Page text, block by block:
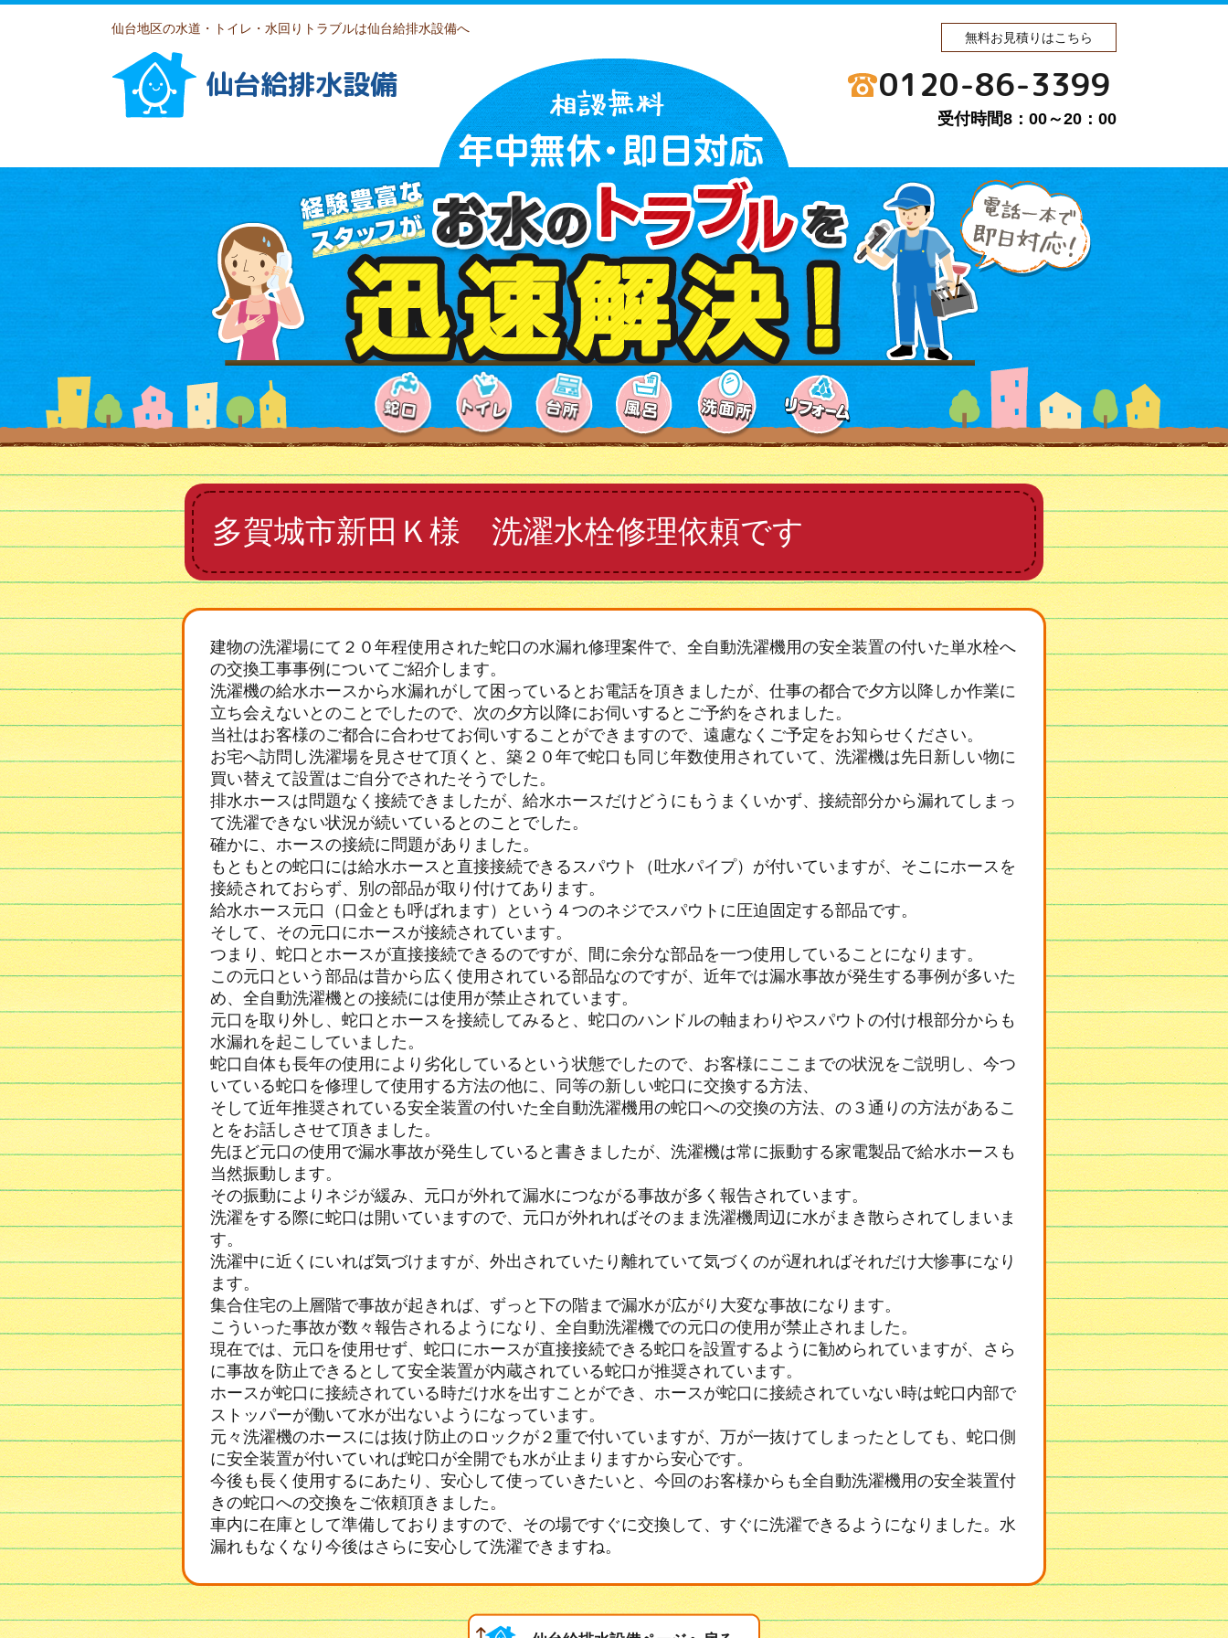
仙台地区の水道・トイレ・水回りトラブルは仙台給排水設備へ
無料お見積りはこちら
仙台給排水設備 0120-86-3399
受付時間8：00～20：00
多賀城市新田Ｋ様 洗濯水栓修理依頼です
建物の洗濯場にて２０年程使用された蛇口の水漏れ修理案件で、全自動洗濯機用の安全装置の付いた単水栓へ
の交換工事事例についてご紹介します。
洗濯機の給水ホースから水漏れがして困っているとお電話を頂きましたが、仕事の都合で夕方以降しか作業に
立ち会えないとのことでしたので、次の夕方以降にお伺いするとご予約をされました。
当社はお客様のご都合に合わせてお伺いすることができますので、遠慮なくご予定をお知らせください。
お宅へ訪問し洗濯場を見させて頂くと、築２０年で蛇口も同じ年数使用されていて、洗濯機は先日新しい物に
買い替えて設置はご自分でされたそうでした。
排水ホースは問題なく接続できましたが、給水ホースだけどうにもうまくいかず、接続部分から漏れてしまっ
て洗濯できない状況が続いているとのことでした。
確かに、ホースの接続に問題がありました。
もともとの蛇口には給水ホースと直接接続できるスパウト（吐水パイプ）が付いていますが、そこにホースを
接続されておらず、別の部品が取り付けてあります。
給水ホース元口（口金とも呼ばれます）という４つのネジでスパウトに圧迫固定する部品です。
そして、その元口にホースが接続されています。
つまり、蛇口とホースが直接接続できるのですが、間に余分な部品を一つ使用していることになります。
この元口という部品は昔から広く使用されている部品なのですが、近年では漏水事故が発生する事例が多いた
め、全自動洗濯機との接続には使用が禁止されています。
元口を取り外し、蛇口とホースを接続してみると、蛇口のハンドルの軸まわりやスパウトの付け根部分からも
水漏れを起こしていました。
蛇口自体も長年の使用により劣化しているという状態でしたので、お客様にここまでの状況をご説明し、今つ
いている蛇口を修理して使用する方法の他に、同等の新しい蛇口に交換する方法、
そして近年推奨されている安全装置の付いた全自動洗濯機用の蛇口への交換の方法、の３通りの方法があるこ
とをお話しさせて頂きました。
先ほど元口の使用で漏水事故が発生していると書きましたが、洗濯機は常に振動する家電製品で給水ホースも
当然振動します。
その振動によりネジが緩み、元口が外れて漏水につながる事故が多く報告されています。
洗濯をする際に蛇口は開いていますので、元口が外れればそのまま洗濯機周辺に水がまき散らされてしまいま
す。
洗濯中に近くにいれば気づけますが、外出されていたり離れていて気づくのが遅れればそれだけ大惨事になり
ます。
集合住宅の上層階で事故が起きれば、ずっと下の階まで漏水が広がり大変な事故になります。
こういった事故が数々報告されるようになり、全自動洗濯機での元口の使用が禁止されました。
現在では、元口を使用せず、蛇口にホースが直接接続できる蛇口を設置するように勧められていますが、さら
に事故を防止できるとして安全装置が内蔵されている蛇口が推奨されています。
ホースが蛇口に接続されている時だけ水を出すことができ、ホースが蛇口に接続されていない時は蛇口内部で
ストッパーが働いて水が出ないようになっています。
元々洗濯機のホースには抜け防止のロックが２重で付いていますが、万が一抜けてしまったとしても、蛇口側
に安全装置が付いていれば蛇口が全開でも水が止まりますから安心です。
今後も長く使用するにあたり、安心して使っていきたいと、今回のお客様からも全自動洗濯機用の安全装置付
きの蛇口への交換をご依頼頂きました。
車内に在庫として準備しておりますので、その場ですぐに交換して、すぐに洗濯できるようになりました。水
漏れもなくなり今後はさらに安心して洗濯できますね。